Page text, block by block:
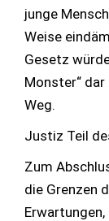
junge
Weise
Gesetz
Monster“
Weg.
Justiz Teil
Zum
die Grenzen